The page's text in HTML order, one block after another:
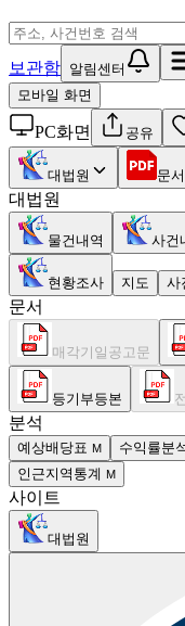
보관함 알림센터
모바일 화면
PC화면 공유
대법원 문서
대법원
물건내역 사건
현황조사 지도 사
문서
매각기일공고문
등기부등본
분석
예상배당표 M 수익률분
인근지역통계 M
사이트
대법원